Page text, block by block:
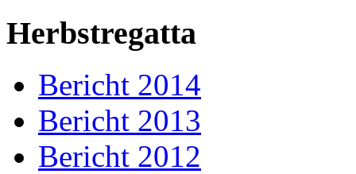
Herbstregatta
Bericht 2014
Bericht 2013
Bericht 2012